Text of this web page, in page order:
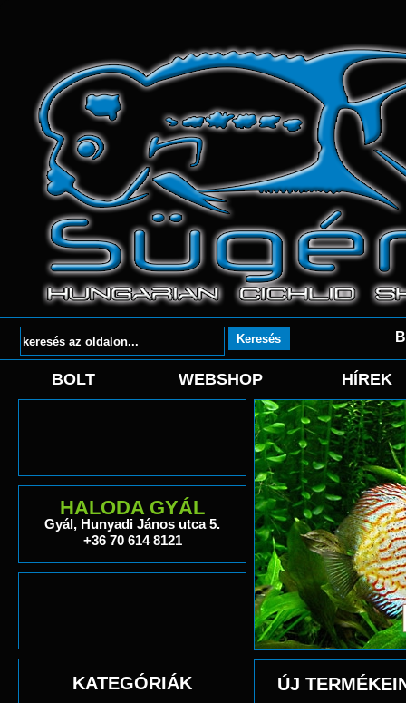
BOLT WEBSHOP HÍREK
HALODA GYÁL
Gyál, Hunyadi János utca 5.
+36 70 614 8121
KATEGÓRIÁK ÚJ